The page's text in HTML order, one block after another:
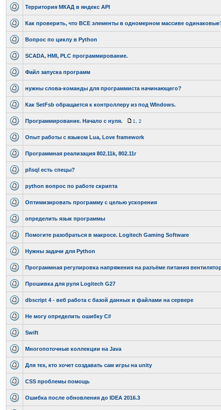
Территория МКАД в яндекс API
Как проверить, что ВСЕ элементы в одномерном массиве
Вопрос по циклу в Python
SCADA, HMI, PLC программирование.
Файл запуска программ
нужны слова-команды для программиста начинающего?
Как SetFsb обращается к контроллеру из под WIndows.
Программирование. Начало с нуля. 1 2
Опыт работы с языком Lua, Love framework
Программная реализация 802.11k, 802.11r
pl\sql есть спецы?
python вопрос по работе скрипта
Оптимизировать программу с целью ускорения
определить язык программы
Помогите разобраться в макросе. Logitech Gaming Software
Нужны задачи для Python
Программная регулировка напряжения на разъёме питания
Прошивка для руля Logitech G27
dbscript 4 - веб работа с базой данных и файлами на сервере
Не могу определить ошибку C#
Swift
Многопоточные коллекции на Java
Для тех, кто хочет создавать сам игры на unity
CSS проблемы помощь
Ошибка после обновления до IDEA 2016.3